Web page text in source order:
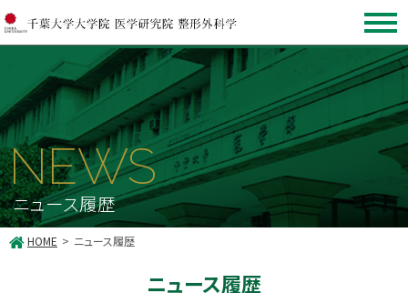
NEWS
ニュース履歴
HOME ニュース履歴
ニュース履歴